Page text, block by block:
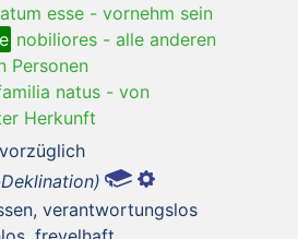
esse - vornehm sein
nobiliores - alle anderen
Personen
natus - von
Herkunft
verantwortungslos